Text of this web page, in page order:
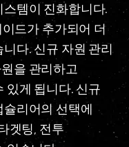
템이 진화합니다.
이드가 추가되어 더
다. 신규 자원 관리
을 관리하고
있게 됩니다. 신규
리어의 선택에
겟팅, 전투